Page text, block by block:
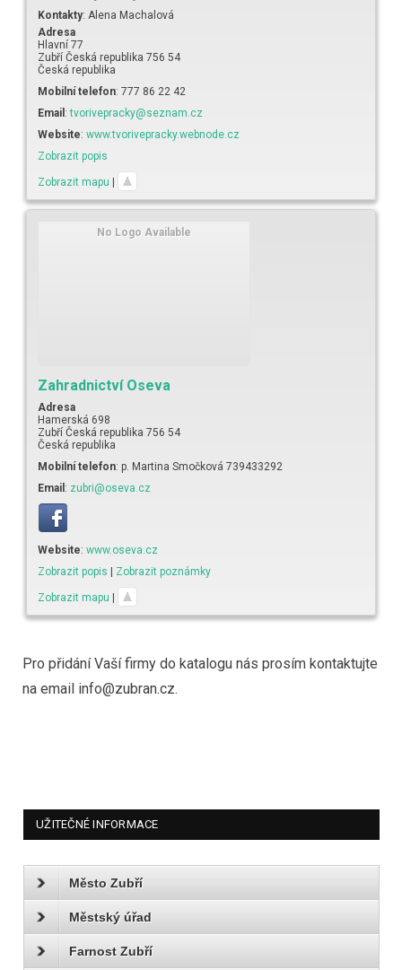
Kontakty: Alena Machalová
Adresa
Hlavní 77
Zubří Česká republika 756 54
Česká republika
Mobilní telefon: 777 86 22 42
Email : tvorivepracky@seznam.cz
Website: www.tvorivepracky.webnode.cz
Zobrazit popis
Zobrazit mapu
No Logo Available
Zahradnictví Oseva
Adresa
Hamerská 698
Zubří Česká republika 756 54
Česká republika
Mobilní telefon: p. Martina Smočková 739433292
Email : zubri@oseva.cz
Website: www.oseva.cz
Zobrazit popis
Zobrazit poznámky
Zobrazit mapu
Pro přidání Vaší firmy do katalogu nás prosím kontaktujte
na email info@zubran.cz.
UŽITEČNÉ INFORMACE
Město Zubří
Městský úřad
Farnost Zubří